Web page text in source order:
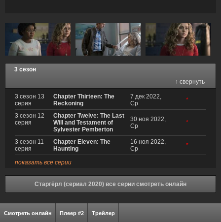
3 сезон
↑ свернуть
3 сезон 13
серия
Chapter Thirteen: The
Reckoning
7 дек 2022,
Ср
*
3 сезон 12
серия
Chapter Twelve: The Last
Will and Testament of
Sylvester Pemberton
30 ноя 2022,
Ср
*
3 сезон 11
серия
Chapter Eleven: The
Haunting
16 ноя 2022,
Ср
*
показать все серии
Старгёрл (сериал 2020) все серии смотреть онлайн
Смотреть онлайн Плеер #2 Трейлер